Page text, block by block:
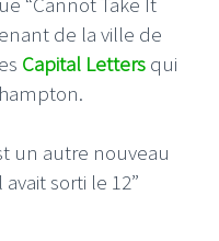
de la ville de
Capital Letters qui
un autre nouveau
sorti le 12”